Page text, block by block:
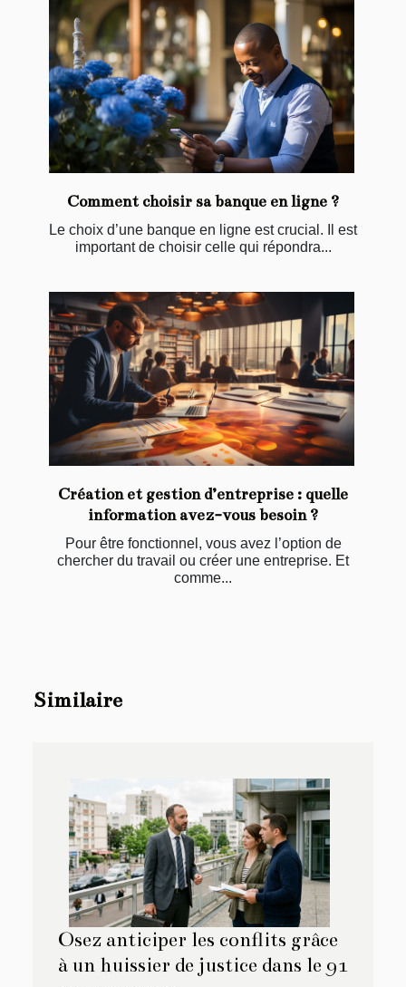
Comment choisir sa banque en ligne ?
Le choix d’une banque en ligne est crucial. Il est
important de choisir celle qui répondra...
Création et gestion d’entreprise : quelle
information avez-vous besoin ?
Pour être fonctionnel, vous avez l’option de
chercher du travail ou créer une entreprise. Et
comme...
Similaire
Osez anticiper les conflits grâce
à un huissier de justice dans le 91